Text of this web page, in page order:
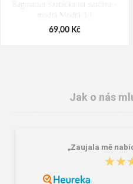
Bagmaster Krabička na svačinu -
modrá Modrá 1 l
69,00 Kč
Jak o nás
„Zaujala mě